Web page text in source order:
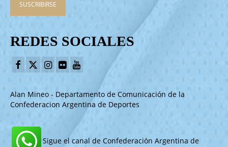
REDES SOCIALES
Alan Mineo - Departamento de Comunicación de la
Confederacion Argentina de Deportes
Sigue el canal de Confederación Argentina de